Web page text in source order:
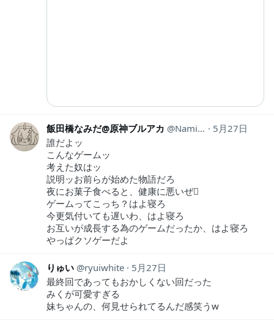
飯田橋なみだ@原神ブルアカ NamidaIidabashi
5月27日
誰だよッ
こんなゲームッ
考えた奴はッ
説明ッお前らが始めた物語だろ
夜にお菓子食べると、健康に悪いぜ🫩
ゲームってこっち？はよ寝ろ
今更気付いても遅いわ、はよ寝ろ
お互いが成長する為のゲームだったか、はよ寝ろ
やっぱクソゲーだよ
りゅい ryuiwhite
5月27日
最終回であってもおかしくない回だった
みくが可愛すぎる
妹ちゃんの、何見せられてるんだ感笑うw